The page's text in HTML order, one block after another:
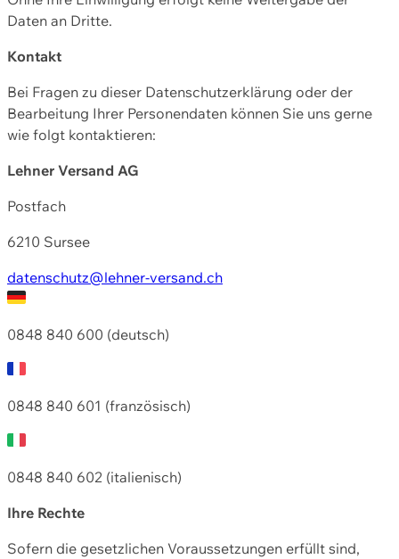
Daten an Dritte.
Kontakt
Bei Fragen zu dieser Datenschutzerklärung oder der
Bearbeitung Ihrer Personendaten können Sie uns gerne
wie folgt kontaktieren:
Lehner Versand AG
Postfach
6210 Sursee
datenschutz@lehner-versand.ch
0848 840 600 (deutsch)
0848 840 601 (französisch)
0848 840 602 (italienisch)
Ihre Rechte
Sofern die gesetzlichen Voraussetzungen erfüllt sind,